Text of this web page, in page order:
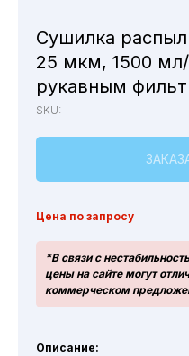
Сушилка
25 мкм, 1500
рукавным
SKU:
Цена по запросу
*В связи с
цены на сайте могут
коммерческом
Описание: